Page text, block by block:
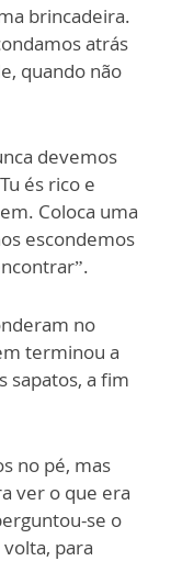
brincadeira.
atrás
quando não
devemos
és rico e
Coloca uma
escondemos
no
terminou a
sapatos, a fim
no pé, mas
ver o que era
se o
para